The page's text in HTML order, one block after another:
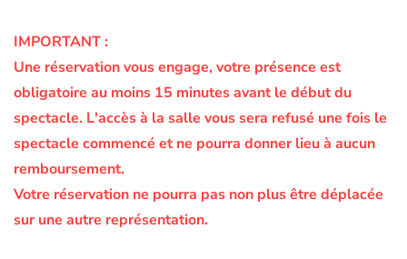
IMPORTANT :
Une réservation vous engage, votre présence est
obligatoire au moins 15 minutes avant le début du
spectacle. L'accès à la salle vous sera refusé une fois le
spectacle commencé et ne pourra donner lieu à aucun
remboursement.
Votre réservation ne pourra pas non plus être déplacée
sur une autre représentation.